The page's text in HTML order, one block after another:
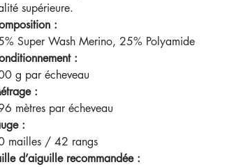
supérieure.
:
Super Wash Merino, 25% Polyamide
:
g par écheveau
:
mètres par écheveau
:
mailles / 42 rangs
d’aiguille recommandée :